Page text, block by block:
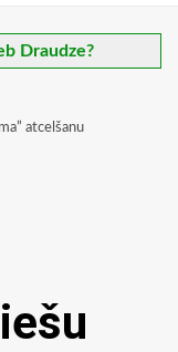
Draudze?
atcelšanu